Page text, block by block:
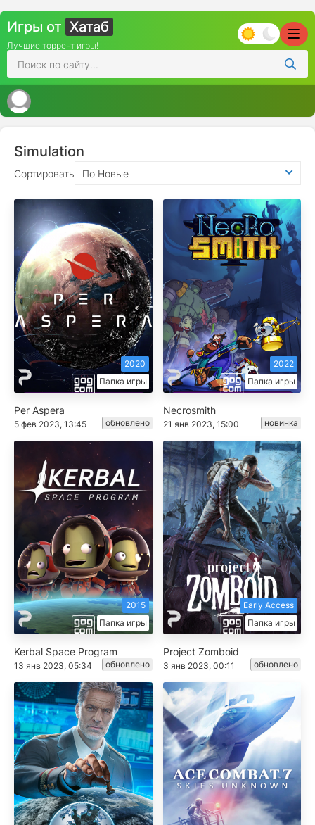
Игры от Хатаб
Лучшие торрент игры!
Simulation
Сортировать По Новые
Папка игры
2020
Per Aspera
5 фев 2023, 13:45 обновлено
Папка игры
2022
Necrosmith
21 янв 2023, 15:00 новинка
Папка игры
2015
Kerbal Space Program
13 янв 2023, 05:34 обновлено
Папка игры
Early Access
Project Zomboid
3 янв 2023, 00:11 обновлено